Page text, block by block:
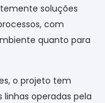
soluções
com
quanto para
o projeto tem
operadas pela